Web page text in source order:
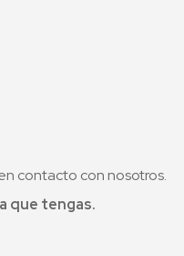
contacto con nosotros.
que tengas.